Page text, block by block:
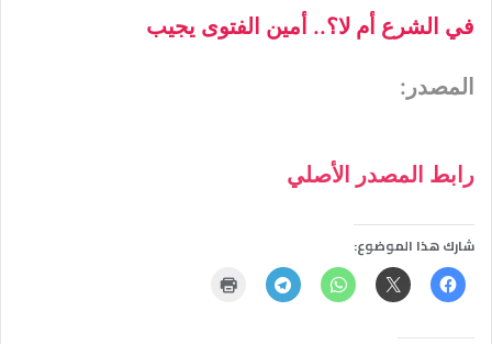
في الشرع أم لا؟.. أمين الفتوى يجيب
المصدر:
رابط المصدر الأصلي
شارك هذا الموضوع: